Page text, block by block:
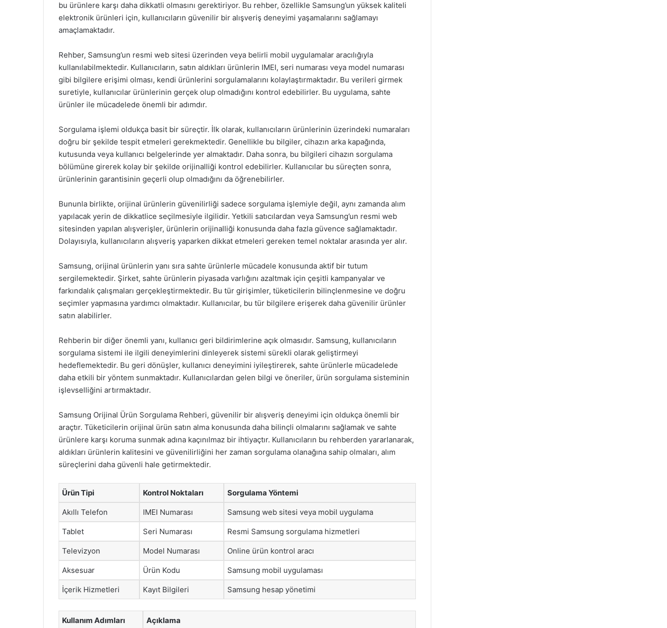
bu ürünlere karşı daha dikkatli olmasını gerektiriyor. Bu rehber, özellikle Samsung’un yüksek kaliteli
elektronik ürünleri için, kullanıcıların güvenilir bir alışveriş deneyimi yaşamalarını sağlamayı
amaçlamaktadır.
Rehber, Samsung’un resmi web sitesi üzerinden veya belirli mobil uygulamalar aracılığıyla
kullanılabilmektedir. Kullanıcıların, satın aldıkları ürünlerin IMEI, seri numarası veya model numarası
gibi bilgilere erişimi olması, kendi ürünlerini sorgulamalarını kolaylaştırmaktadır. Bu verileri girmek
suretiyle, kullanıcılar ürünlerinin gerçek olup olmadığını kontrol edebilirler. Bu uygulama, sahte
ürünler ile mücadelede önemli bir adımdır.
Sorgulama işlemi oldukça basit bir süreçtir. İlk olarak, kullanıcıların ürünlerinin üzerindeki numaraları
doğru bir şekilde tespit etmeleri gerekmektedir. Genellikle bu bilgiler, cihazın arka kapağında,
kutusunda veya kullanıcı belgelerinde yer almaktadır. Daha sonra, bu bilgileri cihazın sorgulama
bölümüne girerek kolay bir şekilde orijinalliği kontrol edebilirler. Kullanıcılar bu süreçten sonra,
ürünlerinin garantisinin geçerli olup olmadığını da öğrenebilirler.
Bununla birlikte, orijinal ürünlerin güvenilirliği sadece sorgulama işlemiyle değil, aynı zamanda alım
yapılacak yerin de dikkatlice seçilmesiyle ilgilidir. Yetkili satıcılardan veya Samsung’un resmi web
sitesinden yapılan alışverişler, ürünlerin orijinalliği konusunda daha fazla güvence sağlamaktadır.
Dolayısıyla, kullanıcıların alışveriş yaparken dikkat etmeleri gereken temel noktalar arasında yer alır.
Samsung, orijinal ürünlerin yanı sıra sahte ürünlerle mücadele konusunda aktif bir tutum
sergilemektedir. Şirket, sahte ürünlerin piyasada varlığını azaltmak için çeşitli kampanyalar ve
farkındalık çalışmaları gerçekleştirmektedir. Bu tür girişimler, tüketicilerin bilinçlenmesine ve doğru
seçimler yapmasına yardımcı olmaktadır. Kullanıcılar, bu tür bilgilere erişerek daha güvenilir ürünler
satın alabilirler.
Rehberin bir diğer önemli yanı, kullanıcı geri bildirimlerine açık olmasıdır. Samsung, kullanıcıların
sorgulama sistemi ile ilgili deneyimlerini dinleyerek sistemi sürekli olarak geliştirmeyi
hedeflemektedir. Bu geri dönüşler, kullanıcı deneyimini iyileştirerek, sahte ürünlerle mücadelede
daha etkili bir yöntem sunmaktadır. Kullanıcılardan gelen bilgi ve öneriler, ürün sorgulama sisteminin
işlevselliğini artırmaktadır.
Samsung Orijinal Ürün Sorgulama Rehberi, güvenilir bir alışveriş deneyimi için oldukça önemli bir
araçtır. Tüketicilerin orijinal ürün satın alma konusunda daha bilinçli olmalarını sağlamak ve sahte
ürünlere karşı koruma sunmak adına kaçınılmaz bir ihtiyaçtır. Kullanıcıların bu rehberden yararlanarak,
aldıkları ürünlerin kalitesini ve güvenilirliğini her zaman sorgulama olanağına sahip olmaları, alım
süreçlerini daha güvenli hale getirmektedir.
Ürün Tipi Kontrol Noktaları Sorgulama Yöntemi
Akıllı Telefon IMEI Numarası Samsung web sitesi veya mobil uygulama
Tablet Seri Numarası Resmi Samsung sorgulama hizmetleri
Televizyon Model Numarası Online ürün kontrol aracı
Aksesuar Ürün Kodu Samsung mobil uygulaması
İçerik Hizmetleri Kayıt Bilgileri Samsung hesap yönetimi
Kullanım Adımları Açıklama